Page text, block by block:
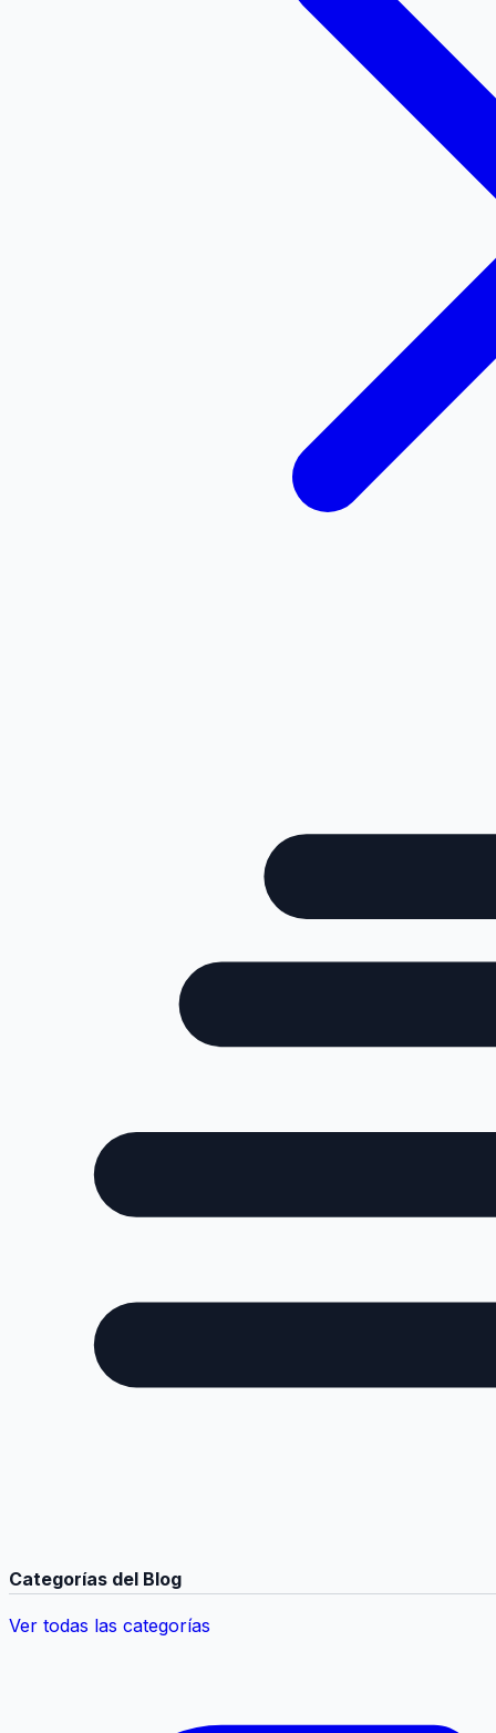
Categorías del Blog
Ver todas las categorías